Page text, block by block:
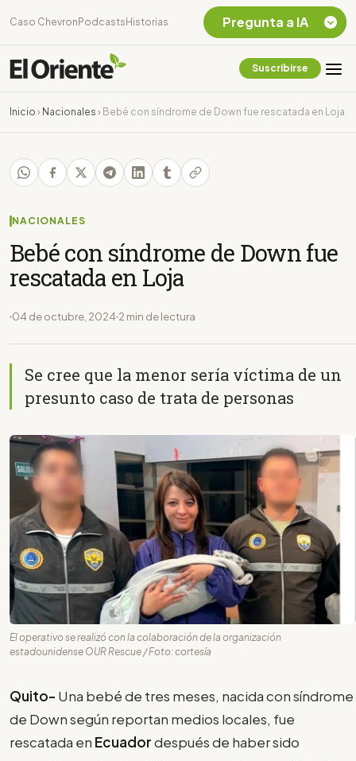
Caso Chevron Podcasts Historias
Suscribirse
Inicio › Nacionales › Bebé con síndrome de Down fue rescatada en Loja
NACIONALES
Bebé con síndrome de Down fue
rescatada en Loja
04 de octubre, 2024 2 min de lectura
Se cree que la menor sería víctima de un
presunto caso de trata de personas
El operativo se realizó con la colaboración de la organización
estadounidense OUR Rescue / Foto: cortesía
Quito- Una bebé de tres meses, nacida con síndrome
de Down según reportan medios locales, fue
rescatada en Ecuadordespués de haber sido
Pregunta a IA
Chevron Ecuador